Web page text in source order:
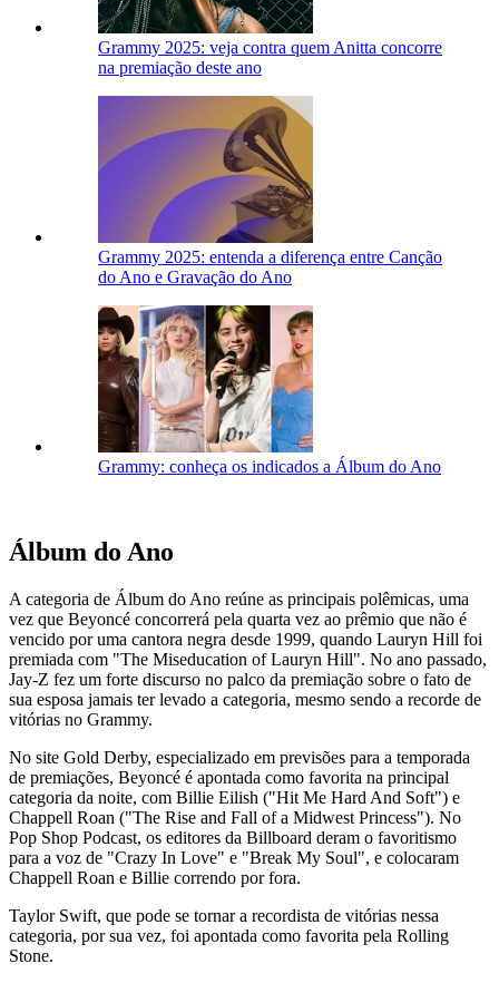
Grammy 2025: veja contra quem Anitta concorre
na premiação deste ano
Grammy 2025: entenda a diferença entre Canção
do Ano e Gravação do Ano
Grammy: conheça os indicados a Álbum do Ano
Álbum do Ano
A categoria de Álbum do Ano reúne as principais polêmicas, uma
vez que Beyoncé concorrerá pela quarta vez ao prêmio que não é
vencido por uma cantora negra desde 1999, quando Lauryn Hill foi
premiada com "The Miseducation of Lauryn Hill". No ano passado,
Jay-Z fez um forte discurso no palco da premiação sobre o fato de
sua esposa jamais ter levado a categoria, mesmo sendo a recorde de
vitórias no Grammy.
No site Gold Derby, especializado em previsões para a temporada
de premiações, Beyoncé é apontada como favorita na principal
categoria da noite, com Billie Eilish ("Hit Me Hard And Soft") e
Chappell Roan ("The Rise and Fall of a Midwest Princess"). No
Pop Shop Podcast, os editores da Billboard deram o favoritismo
para a voz de "Crazy In Love" e "Break My Soul", e colocaram
Chappell Roan e Billie correndo por fora.
Taylor Swift, que pode se tornar a recordista de vitórias nessa
categoria, por sua vez, foi apontada como favorita pela Rolling
Stone.